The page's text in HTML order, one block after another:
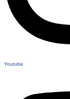
Youtube